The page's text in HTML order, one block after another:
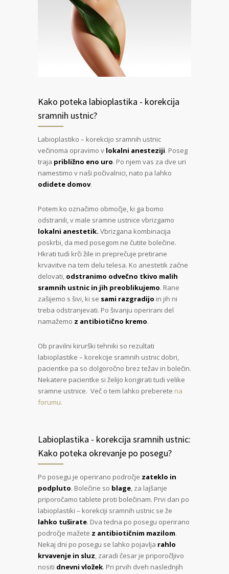
Kako poteka labioplastika - korekcija
sramnih ustnic?
Labioplastiko – korekcijo sramnih ustnic
večinoma opravimo v lokalni anesteziji. Poseg
traja približno eno uro. Po njem vas za dve uri
namestimo v naši počivalnici, nato pa lahko
odidete domov.
Potem ko označimo območje, ki ga bomo
odstranili, v male sramne ustnice vbrizgamo
lokalni anestetik. Vbrizgana kombinacija
poskrbi, da med posegom ne čutite bolečine.
Hkrati tudi krči žile in preprečuje pretirane
krvavitve na tem delu telesa. Ko anestetik začne
delovati, odstranimo odvečno tkivo malih
sramnih ustnic in jih preoblikujemo. Rane
zašijemo s šivi, ki se sami razgradijo in jih ni
treba odstranjevati. Po šivanju operirani del
namažemo z antibiotično kremo.
Ob pravilni kirurški tehniki so rezultati
labioplastike – korekcije sramnih ustnic dobri,
pacientke pa so dolgoročno brez težav in bolečin.
Nekatere pacientke si želijo korigirati tudi velike
sramne ustnice. Več o tem lahko preberete na
forumu.
Labioplastika - korekcija sramnih ustnic:
Kako poteka okrevanje po posegu?
Po posegu je operirano področje zateklo in
podpluto. Bolečine so blage, za lajšanje
priporočamo tablete proti bolečinam. Prvi dan po
labioplastiki – korekciji sramnih ustnic se že
lahko tuširate. Dva tedna po posegu operirano
področje mažete z antibiotičnim mazilom.
Nekaj dni po posegu se lahko pojavlja rahlo
krvavenje in sluz, zaradi česar je priporočljivo
nositi dnevni vložek. Pri prvih dveh naslednjih